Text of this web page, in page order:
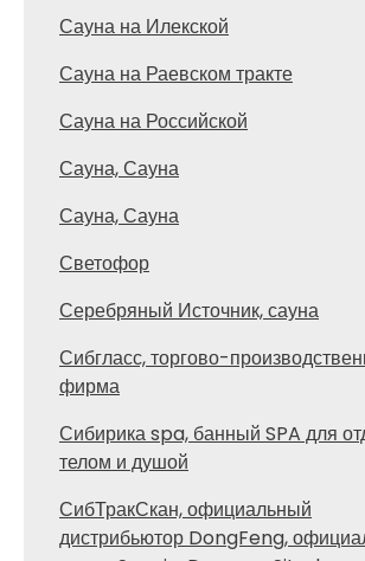
Сауна на Илекской
Сауна на Раевском тракте
Сауна на Российской
Сауна, Сауна
Сауна, Сауна
Светофор
Серебряный Источник, сауна
Сибгласс, торгово-
фирма
Сибирика spa, банный SPA для
телом и душой
СибТракСкан, официальный
дистрибьютор DongFeng,